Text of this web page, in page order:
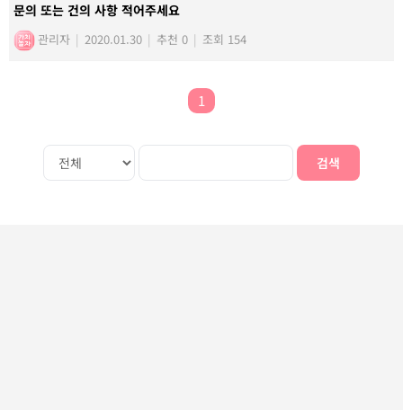
문의 또는 건의 사항 적어주세요
관리자 | 2020.01.30 | 추천 0 | 조회 154
1
검색